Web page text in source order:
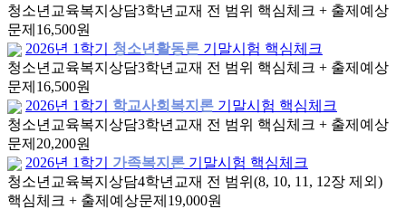
청소년교육복지상담3학년 교재 전 범위 핵심체크 + 출제예상
문제 16,500원
2026년 1학기
청소년활동론 기말시험 핵심체크
청소년교육복지상담3학년 교재 전 범위 핵심체크 + 출제예상
문제 16,500원
2026년 1학기
학교사회복지론 기말시험 핵심체크
청소년교육복지상담3학년 교재 전 범위 핵심체크 + 출제예상
문제 20,200원
2026년 1학기
가족복지론 기말시험 핵심체크
청소년교육복지상담4학년 교재 전 범위(8, 10, 11, 12장 제외)
핵심체크 + 출제예상문제 19,000원